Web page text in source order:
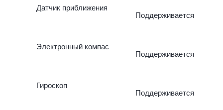
Датчик приближения
Поддерживается
Электронный компас
Поддерживается
Гироскоп
Поддерживается